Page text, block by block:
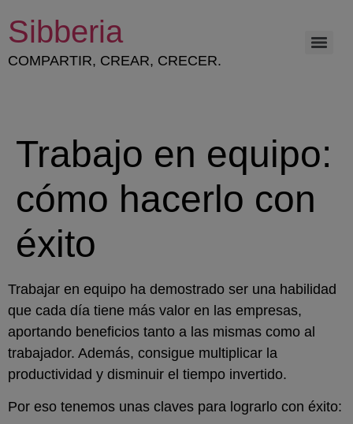
Sibberia
COMPARTIR, CREAR, CRECER.
Trabajo en equipo:
cómo hacerlo con
éxito
Trabajar en equipo ha demostrado ser una habilidad
que cada día tiene más valor en las empresas,
aportando beneficios tanto a las mismas como al
trabajador. Además, consigue multiplicar la
productividad y disminuir el tiempo invertido.
Por eso tenemos unas claves para lograrlo con éxito: